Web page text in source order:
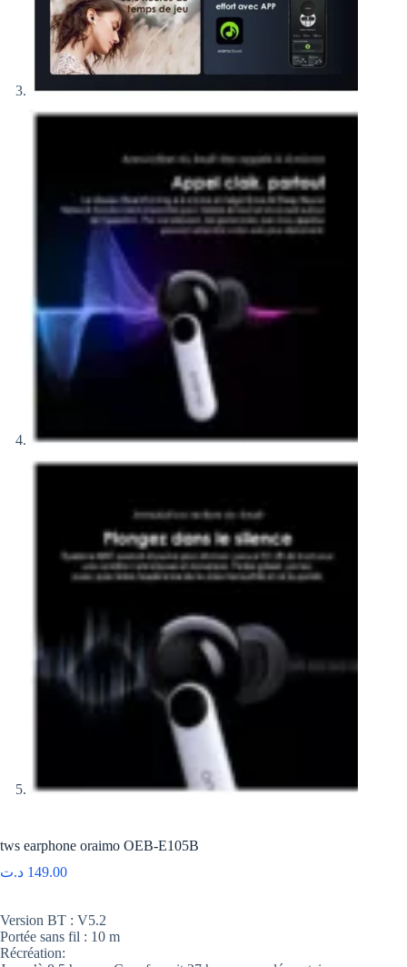
tws earphone oraimo OEB-E105B
149.00 د.ت
Version BT : V5.2
Portée sans fil : 10 m
Récréation: